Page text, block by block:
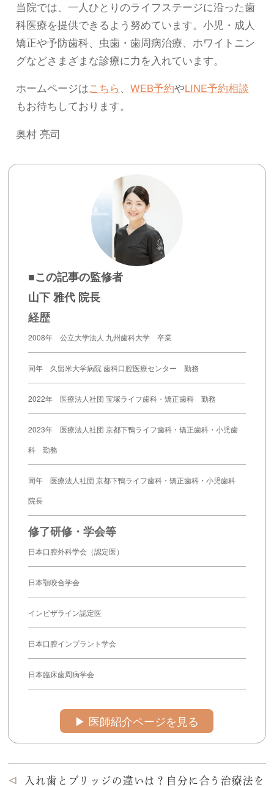
当院では、一人ひとりのライフステージに沿った歯
科医療を提供できるよう努めています。小児・成人
矯正や予防歯科、虫歯・歯周病治療、ホワイトニン
グなどさまざまな診療に力を入れています。
ホームページはこちら、WEB予約やLINE予約相談
もお待ちしております。
奥村 亮司
■この記事の監修者
山下 雅代 院長
経歴
2008年 公立大学法人 九州歯科大学 卒業
同年 久留米大学病院 歯科口腔医療センター 勤務
2022年 医療法人社団 宝塚ライフ歯科・矯正歯科 勤務
2023年 医療法人社団 京都下鴨ライフ歯科・矯正歯科・小児歯
科 勤務
同年 医療法人社団 京都下鴨ライフ歯科・矯正歯科・小児歯科
院長
修了研修・学会等
日本口腔外科学会（認定医）
日本顎咬合学会
インビザライン認定医
日本口腔インプラント学会
日本臨床歯周病学会
▶︎ 医師紹介ページを見る
入れ歯とブリッジの違いは？自分に合う治療法を